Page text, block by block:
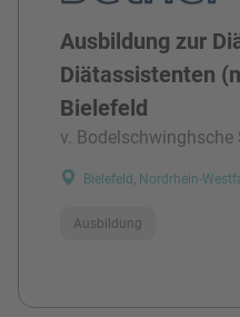
Ausbildung zur
Diätassistenten
Bielefeld
v.
Bielefeld, Nordrhein-
Ausbildung